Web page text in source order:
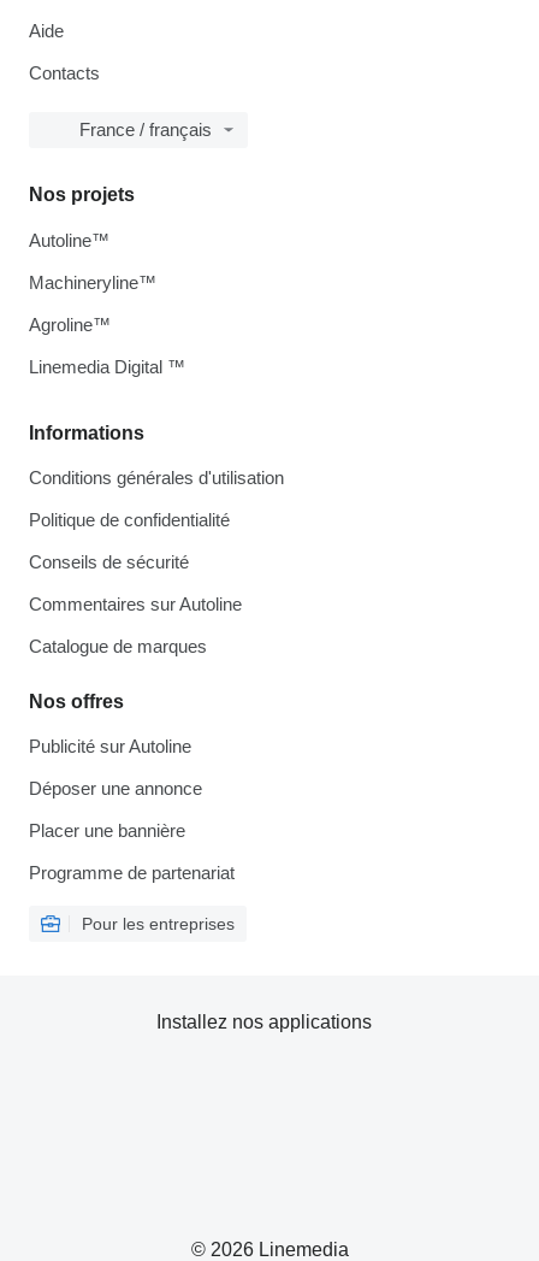
Aide
Contacts
France / français
Informations
Conditions générales d'utilisation
Politique de confidentialité
Conseils de sécurité
Commentaires sur Autoline
Catalogue de marques
Nos offres
Publicité sur Autoline
Déposer une annonce
Placer une bannière
Programme de partenariat
Pour les entreprises
Nos projets
Autoline™
Machineryline™
Agroline™
Linemedia Digital ™
© 2026 Linemedia
Installez nos applications